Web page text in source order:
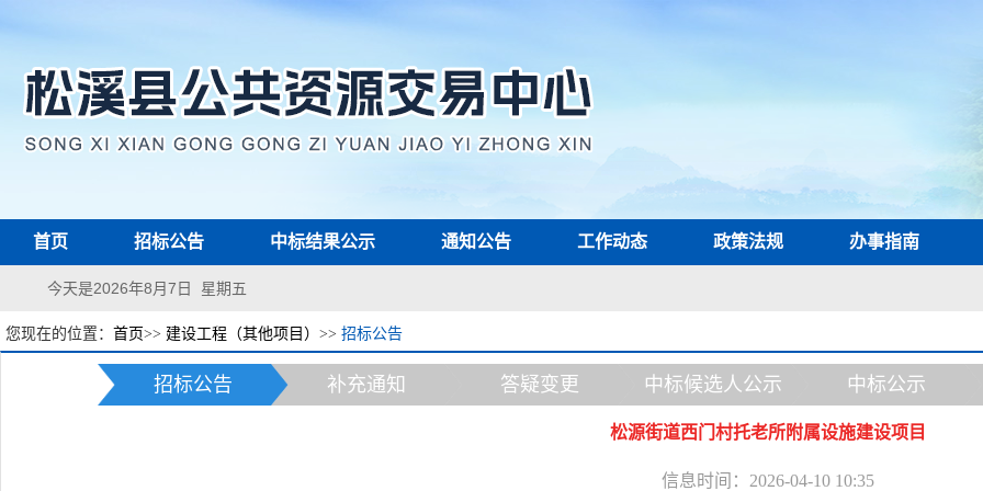
首页 招标公告 中标结果公示 通知公告 工作动态 政策法规 办事指南
今天是2026年8月7日 星期五
您现在的位置： 首页>> 建设工程（其他项目） >> 招标公告
招标公告 补充通知 答疑变更 中标候选人公示 中标公示
松源街道西门村托老所附属设施建设项目
信息时间：2026-04-10 10:35